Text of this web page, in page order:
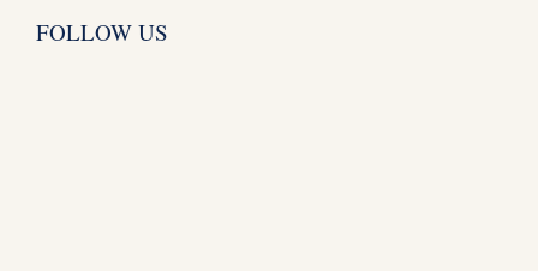
FOLLOW US